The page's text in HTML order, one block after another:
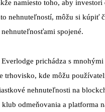
namiesto toho, aby
nehnuteľností, môžu si kúpiť
spojené.
Everlodge prichádza s
trhovisko, kde môžu
nehnuteľnosti na
klub odmeňovania a platforma